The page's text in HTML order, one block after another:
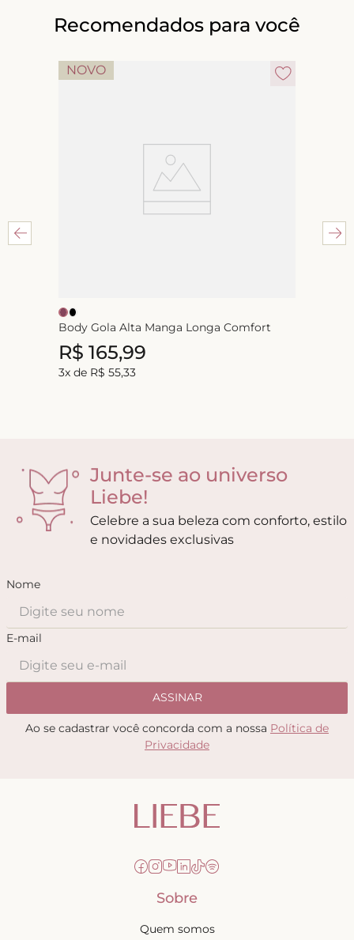
Recomendados para você
NOVO
Body Gola Alta Manga Longa Comfort
R$ 165,99
3x de R$ 55,33
Junte-se ao universo
Liebe!
Celebre a sua beleza com conforto, estilo
e novidades exclusivas
Nome
E-mail
ASSINAR
Ao se cadastrar você concorda com a nossa Política de
Privacidade
Sobre
Quem somos